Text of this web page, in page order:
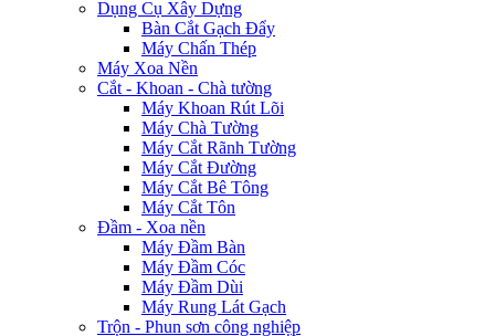
Dụng Cụ Xây Dựng
Bàn Cắt Gạch Đẩy
Máy Chấn Thép
Máy Xoa Nền
Cắt - Khoan - Chà tường
Máy Khoan Rút Lõi
Máy Chà Tường
Máy Cắt Rãnh Tường
Máy Cắt Đường
Máy Cắt Bê Tông
Máy Cắt Tôn
Đầm - Xoa nền
Máy Đầm Bàn
Máy Đầm Cóc
Máy Đầm Dùi
Máy Rung Lát Gạch
Trộn - Phun sơn công nghiệp